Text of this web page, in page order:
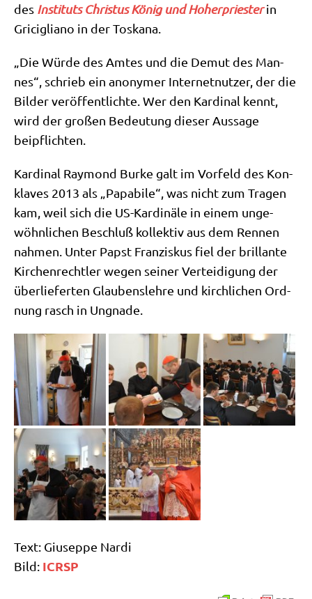
des Insti­tuts Chri­stus König und Hoher­prie­sterin
Gri­ci­glia­no in der Toskana.
„Die Wür­de des Amtes und die Demut des Man­
nes“, schrieb ein anony­mer Inter­net­nut­zer, der die
Bil­der ver­öf­fent­lich­te. Wer den Kar­di­nal kennt,
wird der gro­ßen Bedeu­tung die­ser Aus­sa­ge
beipflichten.
Kar­di­nal Ray­mond Bur­ke galt im Vor­feld des Kon­
kla­ves 2013 als „Papa­bi­le“, was nicht zum Tra­gen
kam, weil sich die US-Kar­di­nä­le in einem unge­
wöhn­li­chen Beschluß kol­lek­tiv aus dem Ren­nen
nah­men. Unter Papst Fran­zis­kus fiel der bril­lan­te
Kir­chen­recht­ler wegen sei­ner Ver­tei­di­gung der
über­lie­fer­ten Glau­bens­leh­re und kirch­li­chen Ord­
nung rasch in Ungnade.
Text: Giu­sep­pe Nardi
Bild: ICRSP